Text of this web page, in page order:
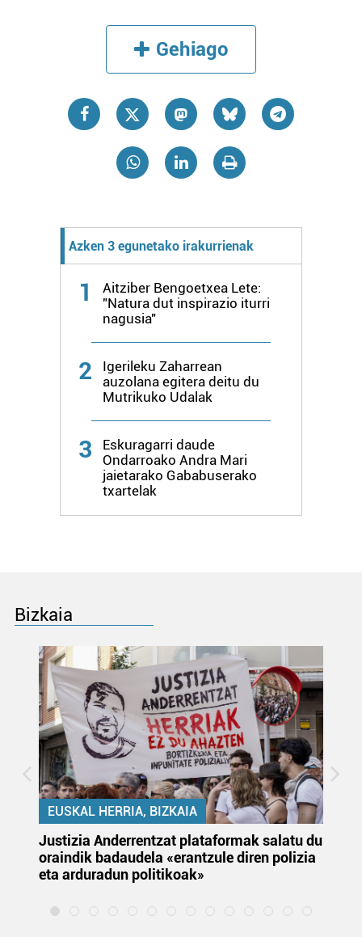
Gehiago
Azken 3 egunetako irakurrienak
1
Aitziber Bengoetxea Lete:
"Natura dut inspirazio iturri
nagusia"
2
Igerileku Zaharrean
auzolana egitera deitu du
Mutrikuko Udalak
3
Eskuragarri daude
Ondarroako Andra Mari
jaietarako Gababuserako
txartelak
Bizkaia
EUSKAL HERRIA, BIZKAIA
Justizia Anderrentzat plataformak salatu du
oraindik badaudela «erantzule diren polizia
eta arduradun politikoak»